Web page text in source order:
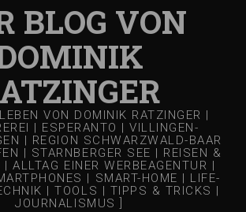
BLOG VON
VON DOMINIK RATZINGER |
| ESPERANTO | VILLINGEN-
| REGION SCHWARZWALD-BAAR
| STARNBERGER SEE | REISEN &
ALLTAG EINER WERBEAGENTUR |
| SMART-HOME | LIFE-
| TOOLS | TIPPS & TRICKS |
JOURNALISMUS ]